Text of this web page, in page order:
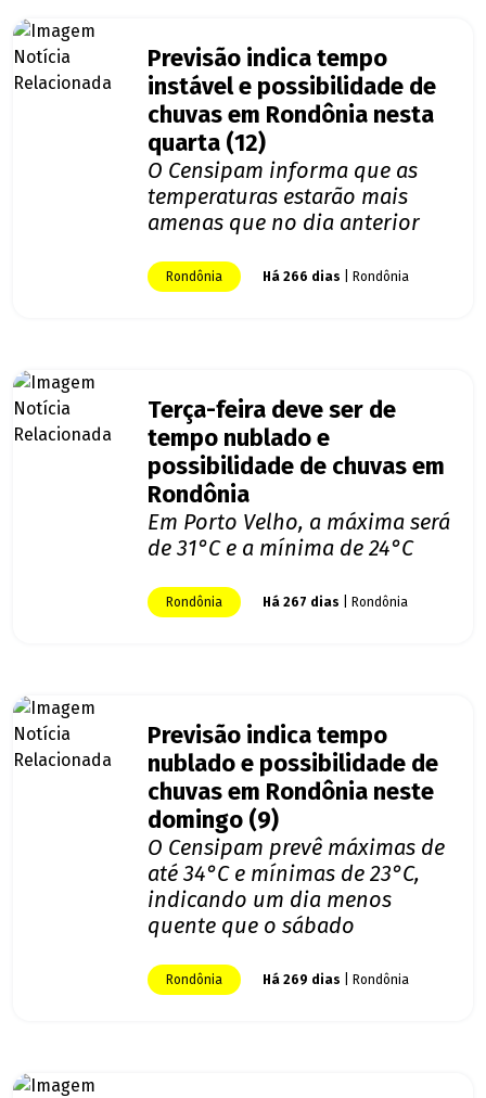
Previsão indica tempo
instável e possibilidade de
chuvas em Rondônia nesta
quarta (12)
O Censipam informa que as
temperaturas estarão mais
amenas que no dia anterior
Rondônia Há 266 dias | Rondônia
Terça-feira deve ser de
tempo nublado e
possibilidade de chuvas em
Rondônia
Em Porto Velho, a máxima será
de 31°C e a mínima de 24°C
Rondônia Há 267 dias | Rondônia
Previsão indica tempo
nublado e possibilidade de
chuvas em Rondônia neste
domingo (9)
O Censipam prevê máximas de
até 34°C e mínimas de 23°C,
indicando um dia menos
quente que o sábado
Rondônia Há 269 dias | Rondônia